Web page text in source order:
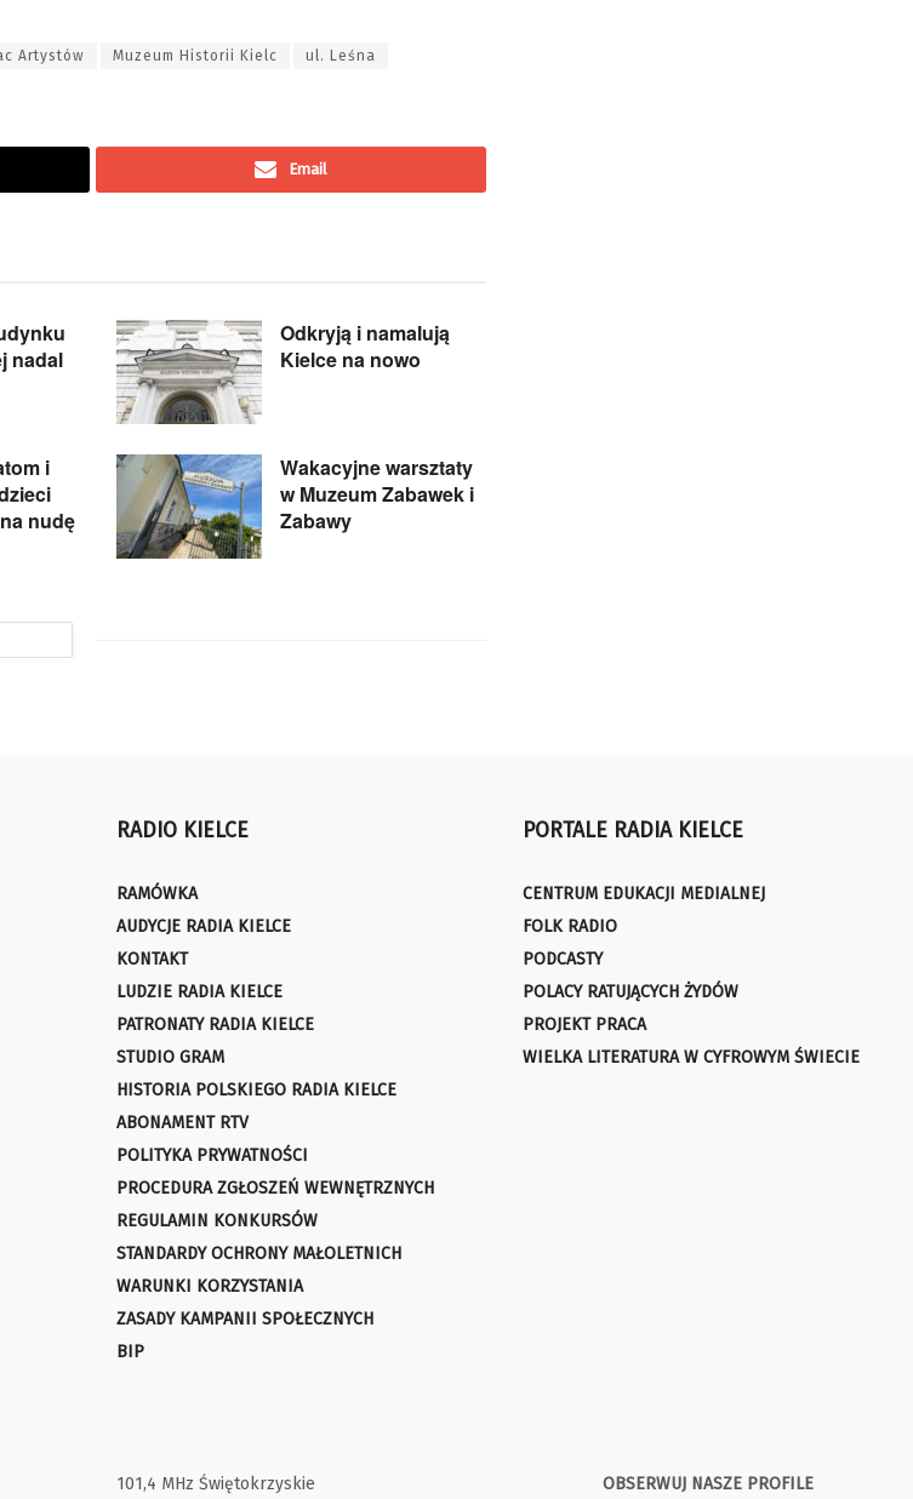
Artystów Muzeum Historii Kielc ul. Leśna
Email
nadal
Odkryją i namalują
Kielce na nowo
i
nudę
Wakacyjne warsztaty
w Muzeum Zabawek i
Zabawy
RADIO KIELCE
RAMÓWKA
AUDYCJE RADIA KIELCE
KONTAKT
LUDZIE RADIA KIELCE
PATRONATY RADIA KIELCE
STUDIO GRAM
HISTORIA POLSKIEGO RADIA KIELCE
ABONAMENT RTV
POLITYKA PRYWATNOŚCI
PROCEDURA ZGŁOSZEŃ WEWNĘTRZNYCH
REGULAMIN KONKURSÓW
STANDARDY OCHRONY MAŁOLETNICH
WARUNKI KORZYSTANIA
ZASADY KAMPANII SPOŁECZNYCH
BIP
PORTALE RADIA KIELCE
CENTRUM EDUKACJI MEDIALNEJ
FOLK RADIO
PODCASTY
POLACY RATUJĄCYCH ŻYDÓW
PROJEKT PRACA
WIELKA LITERATURA W CYFROWYM ŚWIECIE
101,4 MHz Świętokrzyskie OBSERWUJ NASZE PROFILE